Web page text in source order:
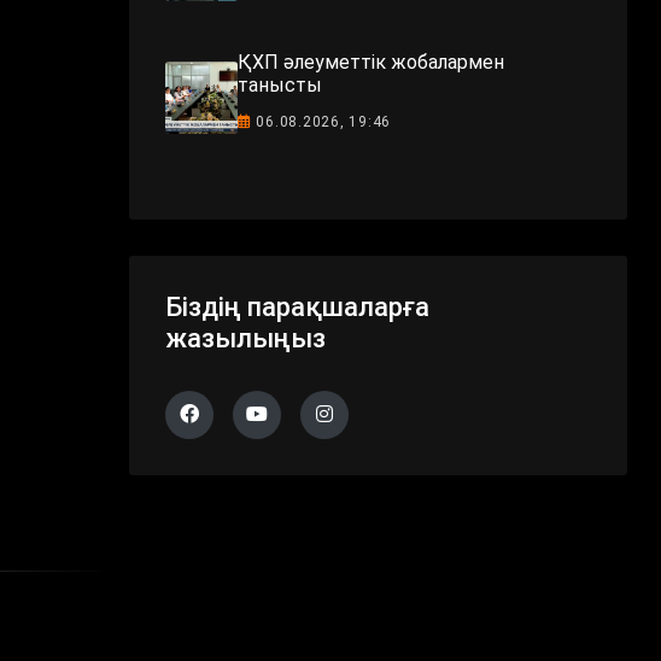
ҚХП әлеуметтік жобалармен
танысты
06.08.2026, 19:46
Біздің парақшаларға
жазылыңыз